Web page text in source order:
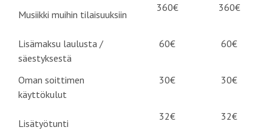
Musiikki muihin tilaisuuksiin
360€ 360€
Lisämaksu laulusta /
säestyksestä
60€ 60€
Oman soittimen
käyttökulut
30€ 30€
Lisätyötunti
32€ 32€